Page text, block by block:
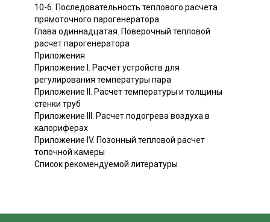
10-6. Последовательность теплового расчета
прямоточного парогенератора
Глава одиннадцатая. Поверочный тепловой
расчет парогенератора
Приложения
Приложение I. Расчет устройств для
регулирования температуры пара
Приложение II. Расчет температуры и толщины
стенки труб
Приложение III. Расчет подогрева воздуха в
калориферах
Приложение IV. Позонный тепловой расчет
топочной камеры
Список рекомендуемой литературы